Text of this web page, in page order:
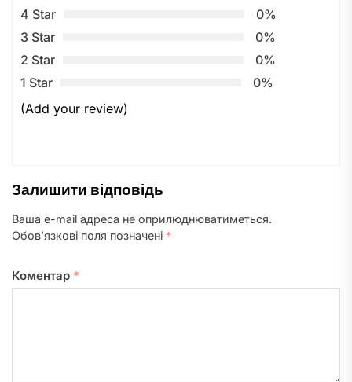
4 Star
0%
3 Star
0%
2 Star
0%
1 Star
0%
(Add your review)
Залишити відповідь
Ваша e-mail адреса не оприлюднюватиметься.
Обов’язкові поля позначені *
Коментар *